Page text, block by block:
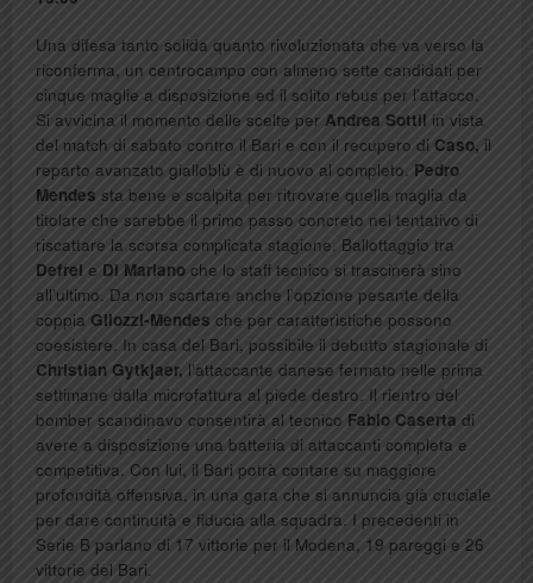
Una difesa tanto solida quanto rivoluzionata che va verso la
riconferma, un centrocampo con almeno sette candidati per
cinque maglie a disposizione ed il solito rebus per l’attacco.
Si avvicina il momento delle scelte per Andrea Sottil in vista
del match di sabato contro il Bari e con il recupero di Caso, il
reparto avanzato gialloblù è di nuovo al completo. Pedro
Mendes sta bene e scalpita per ritrovare quella maglia da
titolare che sarebbe il primo passo concreto nel tentativo di
riscattare la scorsa complicata stagione. Ballottaggio tra
Defrel e Di Mariano che lo staff tecnico si trascinerà sino
all’ultimo. Da non scartare anche l’opzione pesante della
coppia Gliozzi-Mendes che per caratteristiche possono
coesistere. In casa del Bari, possibile il debutto stagionale di
Christian Gytkjaer, l’attaccante danese fermato nelle prima
settimane dalla microfattura al piede destro. Il rientro del
bomber scandinavo consentirà al tecnico Fabio Caserta di
avere a disposizione una batteria di attaccanti completa e
competitiva. Con lui, il Bari potrà contare su maggiore
profondità offensiva, in una gara che si annuncia già cruciale
per dare continuità e fiducia alla squadra. I precedenti in
Serie B parlano di 17 vittorie per il Modena, 19 pareggi e 26
vittorie del Bari.